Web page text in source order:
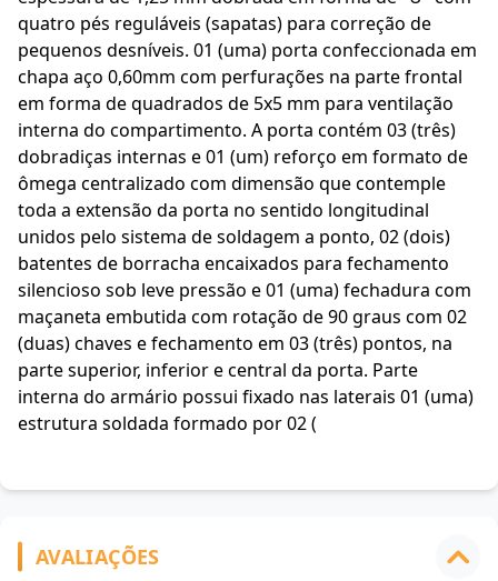
quatro pés reguláveis (sapatas) para correção de
pequenos desníveis. 01 (uma) porta confeccionada em
chapa aço 0,60mm com perfurações na parte frontal
em forma de quadrados de 5x5 mm para ventilação
interna do compartimento. A porta contém 03 (três)
dobradiças internas e 01 (um) reforço em formato de
ômega centralizado com dimensão que contemple
toda a extensão da porta no sentido longitudinal
unidos pelo sistema de soldagem a ponto, 02 (dois)
batentes de borracha encaixados para fechamento
silencioso sob leve pressão e 01 (uma) fechadura com
maçaneta embutida com rotação de 90 graus com 02
(duas) chaves e fechamento em 03 (três) pontos, na
parte superior, inferior e central da porta. Parte
interna do armário possui fixado nas laterais 01 (uma)
estrutura soldada formado por 02 (
AVALIAÇÕES